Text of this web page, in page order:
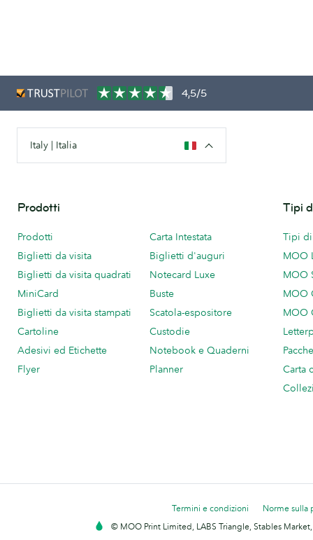
4,5/5
Italy | Italia
Prodotti
Prodotti
Biglietti da visita
Biglietti da visita quadrati
MiniCard
Biglietti da visita stampati
Cartoline
Adesivi ed Etichette
Flyer
Carta Intestata
Biglietti d'auguri
Notecard Luxe
Buste
Scatola-espositore
Custodie
Notebook e Quaderni
Planner
Tipi
Tipi
MOO
MOO
MOO
MOO
Carta
Termini e condizioni
Norme sulla
© MOO Print Limited, LABS Triangle, Stables